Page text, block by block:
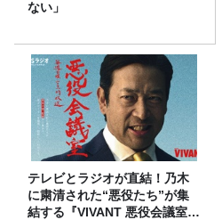
ない」
テレビとラジオが直結！乃木
に粛清された“悪役たち”が集
結する『VIVANT 悪役会議室』